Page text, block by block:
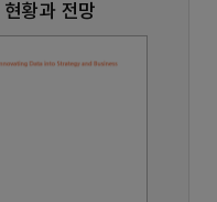
황과 전망